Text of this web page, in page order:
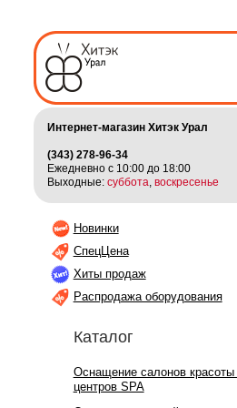
Интернет-магазин Хитэк Урал
(343) 278-96-34
Ежедневно с 10:00 до 18:00
Выходные: суббота воскресенье
Новинки
СпецЦена
Хиты продаж
Распродажа оборудования
Каталог
Оснащение салонов красоты
центров SPA